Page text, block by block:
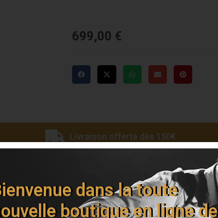
699,00 €
Livraison offerte dès 150€
dans la toute
boutique en ligne de